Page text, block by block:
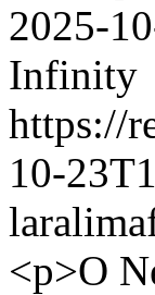
2025-
Infinity
https://
10-
<p>O